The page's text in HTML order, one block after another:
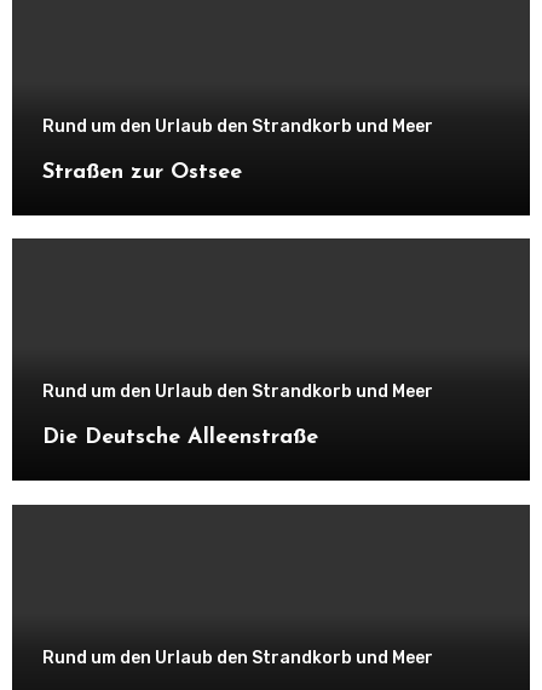
Rund um den Urlaub den Strandkorb und Meer
Straßen zur Ostsee
Rund um den Urlaub den Strandkorb und Meer
Die Deutsche Alleenstraße
Rund um den Urlaub den Strandkorb und Meer